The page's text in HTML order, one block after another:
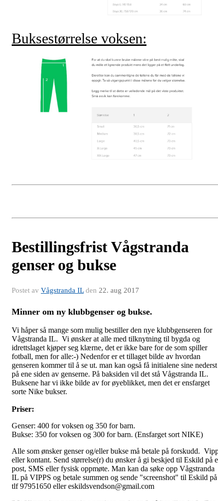
Buksestørrelse voksen:
Bestillingsfrist Vågstranda
genser og bukse
Postet av Vågstranda ILden 22. aug 2017
Minner om ny klubbgenser og bukse.
Vi håper så mange som mulig bestiller den nye klubbgenseren for
Vågstranda IL. Vi ønsker at alle med tilknytning til bygda og
idrettslaget kjøper seg klærne, det er ikke bare for de som spiller
fotball, men for alle:-) Nedenfor er et tillaget bilde av hvordan
genseren kommer til å se ut. man kan også få initialene sine nederst
på ene siden av genserne. På baksiden vil det stå Vågstranda IL.
Buksene har vi ikke bilde av for øyeblikket, men det er ensfarget
sorte Nike bukser.
Priser:
Genser: 400 for voksen og 350 for barn.
Bukse: 350 for voksen og 300 for barn. (Ensfarget sort NIKE)
Alle som ønsker genser og/eller bukse må betale på forskudd.
eller kontant. Send størrelse(r) du ønsker å gi beskjed til Eskild på
post, SMS eller fysisk oppmøte. Man kan da søke opp Vågstranda
IL på VIPPS og betale summen og sende "screenshot" til Eskild på
tlf 97951650 eller eskildsvendson@gmail.com